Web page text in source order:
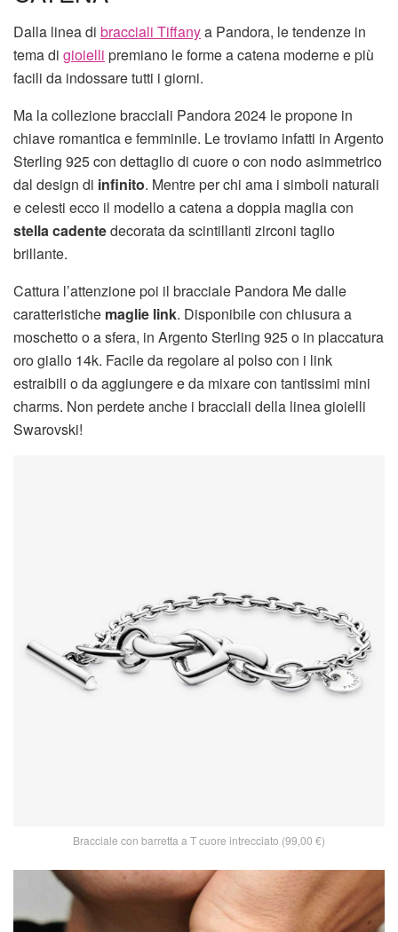
Dalla linea di bracciali Tiffanya Pandora, le tendenze in
tema di gioielli premiano le forme a catena moderne e più
facili da indossare tutti i giorni.
Ma la collezione bracciali Pandora 2024 le propone in
chiave romantica e femminile. Le troviamo infatti in Argento
Sterling 925 con dettaglio di cuore o con nodo asimmetrico
dal design di infinito. Mentre per chi ama i simboli naturali
e celesti ecco il modello a catena a doppia maglia con
stella cadentedecorata da scintillanti zirconi taglio
brillante.
Cattura l’attenzione poi il bracciale Pandora Me dalle
caratteristiche maglie link. Disponibile con chiusura a
moschetto o a sfera, in Argento Sterling 925 o in placcatura
oro giallo 14k. Facile da regolare al polso con i link
estraibili o da aggiungere e da mixare con tantissimi mini
charms. Non perdete anche i bracciali della linea gioielli
Swarovski!
Bracciale con barretta a T cuore intrecciato (99,00 €)